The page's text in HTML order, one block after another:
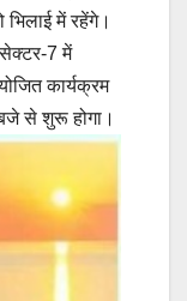
भिलाई में रहेंगे।
7 में
कार्यक्रम
से शुरू होगा।